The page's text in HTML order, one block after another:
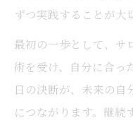
ずつ実践することが大
最初の一歩として、サ
術を受け、自分に合っ
日の決断が、未来の自
につながります。継続